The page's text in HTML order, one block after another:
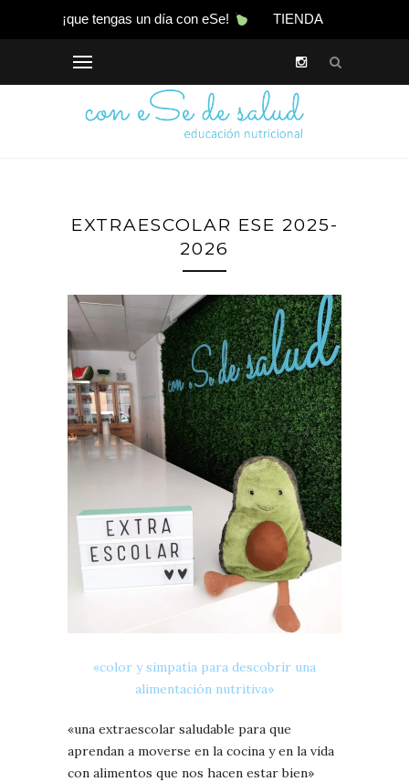
¡que tengas un día con eSe! TIENDA
EXTRAESCOLAR ESE 2025-
2026
«color y simpatía para descobrir una
alimentación nutritiva»
«una extraescolar saludable para que
aprendan a moverse en la cocina y en la vida
con alimentos que nos hacen estar bien»